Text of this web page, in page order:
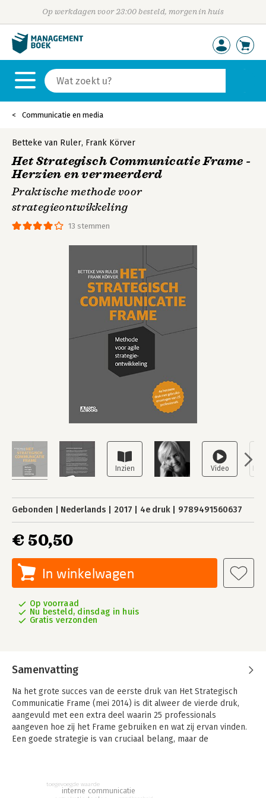
Op werkdagen voor 23:00 besteld, morgen in huis
Communicatie en media
13 stemmen
Betteke van Ruler, Frank Körver
Het Strategisch Communicatie Frame -
Herzien en vermeerderd
Praktische methode voor
strategieontwikkeling
Gebonden Nederlands 2017 4e druk 9789491560637
€ 50,50
In winkelwagen
Op voorraad
Nu besteld, dinsdag in huis
Gratis verzonden
Samenvatting
Na het grote succes van de eerste druk van Het Strategisch
Communicatie Frame (mei 2014) is dit alweer de vierde druk,
aangevuld met een extra deel waarin 25 professionals
aangeven hoe zij het Frame gebruiken en wat zij ervan vinden.
Een goede strategie is van cruciaal belang, maar de
maken? 'Het Strategisch Communicatie Frame' is een
interne communicatie
toegevoegde waarde